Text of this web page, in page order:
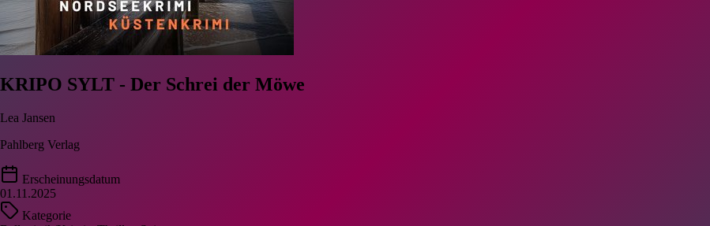
KRIPO SYLT - Der Schrei der Möwe
Lea Jansen
Pahlberg Verlag
Erscheinungsdatum
01.11.2025
Kategorie